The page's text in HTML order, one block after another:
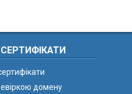
СЕРТИФІКАТИ
домену